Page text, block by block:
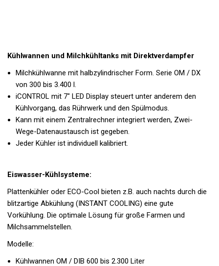
Kühlwannen und Milchkühltanks mit Direktverdampfer
Milchkühlwanne mit halbzylindrischer Form. Serie OM / DX
von 300 bis 3.400 l.
iCONTROL mit 7" LED Display steuert unter anderem den
Kühlvorgang, das Rührwerk und den Spülmodus.
Kann mit einem Zentralrechner integriert werden, Zwei-
Wege-Datenaustausch ist gegeben.
Jeder Kühler ist individuell kalibriert.
Eiswasser-Kühlsysteme:
Plattenkühler oder ECO-Cool bieten z.B. auch nachts durch die
blitzartige Abkühlung (INSTANT COOLING) eine gute
Vorkühlung. Die optimale Lösung für große Farmen und
Milchsammelstellen.
Modelle:
Kühlwannen OM / DIB 600 bis 2.300 Liter